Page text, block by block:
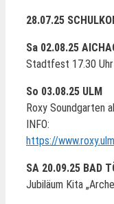
28.07.25
Sa 02.08.25
Stadtfest 17.30 Uhr
So 03.08.25 ULM
Roxy Soundgarten
INFO:
https://
SA 20.09.25 BAD
Jubiläum Kita